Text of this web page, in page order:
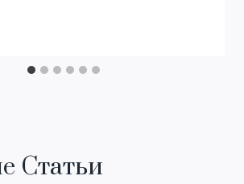
Статьи